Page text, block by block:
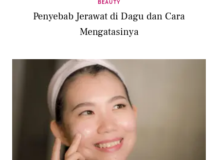
BEAUTY
Penyebab Jerawat di Dagu dan Cara
Mengatasinya